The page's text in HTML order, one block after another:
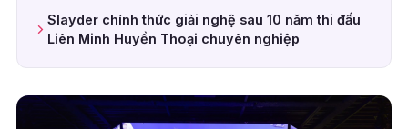
Slayder chính thức giải nghệ sau 10 năm thi đấu
Liên Minh Huyền Thoại chuyên nghiệp